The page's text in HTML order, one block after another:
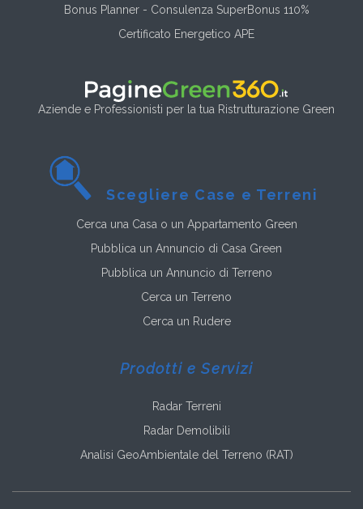
Bonus Planner - Consulenza SuperBonus 110%
Certificato Energetico APE
Aziende e Professionisti per la tua Ristrutturazione Green
Scegliere Case e Terreni
Cerca una Casa o un Appartamento Green
Pubblica un Annuncio di Casa Green
Pubblica un Annuncio di Terreno
Cerca un Terreno
Cerca un Rudere
Prodotti e Servizi
Radar Terreni
Radar Demolibili
Analisi GeoAmbientale del Terreno (RAT)